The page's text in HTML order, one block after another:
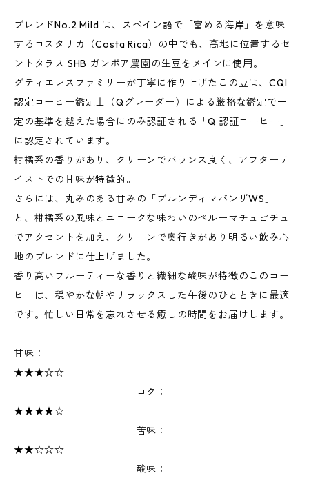
ブレンドNo.2 Mild は、スペイン語で「富める海岸」を意味
するコスタリカ（Costa Rica）の中でも、高地に位置するセ
ントタラス SHB ガンボア農園の生豆をメインに使用。
グティエレスファミリーが丁寧に作り上げたこの豆は、CQI
認定コーヒー鑑定士（Qグレーダー）による厳格な鑑定で一
定の基準を越えた場合にのみ認証される「Q 認証コーヒー」
に認定されています。
柑橘系の香りがあり、クリーンでバランス良く、アフターテ
イストでの甘味が特徴的。
さらには、丸みのある甘みの「ブルンディマバンザWS」
と、柑橘系の風味とユニークな味わいのペルーマチュピチュ
でアクセントを加え、クリーンで奥行きがあり明るい飲み心
地のブレンドに仕上げました。
香り高いフルーティーな香りと繊細な酸味が特徴のこのコー
ヒーは、穏やかな朝やリラックスした午後のひとときに最適
です。忙しい日常を忘れさせる癒しの時間をお届けします。
甘味：
★★★☆☆
コク：
★★★★☆
苦味：
★★☆☆☆
酸味：